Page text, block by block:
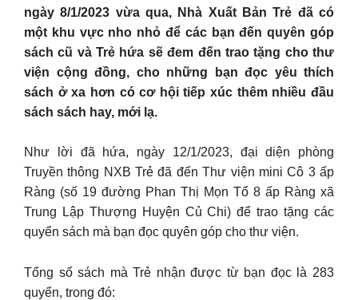
ngày 8/1/2023 vừa qua, Nhà Xuất Bản Trẻ đã có
một khu vực nho nhỏ để các bạn đến quyên góp
sách cũ và Trẻ hứa sẽ đem đến trao tặng cho thư
viện cộng đồng, cho những bạn đọc yêu thích
sách ở xa hơn có cơ hội tiếp xúc thêm nhiều đầu
sách sách hay, mới lạ.
Như lời đã hứa, ngày 12/1/2023, đại diện phòng
Truyền thông NXB Trẻ đã đến Thư viện mini Cô 3 ấp
Ràng (số 19 đường Phan Thị Mọn Tổ 8 ấp Ràng xã
Trung Lập Thượng Huyện Củ Chi) để trao tặng các
quyển sách mà bạn đọc quyên góp cho thư viện.
Tổng số sách mà Trẻ nhận được từ bạn đọc là 283
quyển, trong đó: